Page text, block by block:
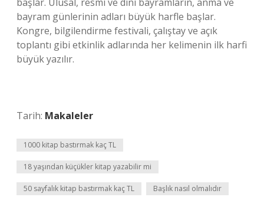
bayram günlerinin adları büyük harfle başlar.
Kongre, bilgilendirme festivali, çalıştay ve açık
toplantı gibi etkinlik adlarında her kelimenin ilk harfi
büyük yazılır.
Tarih: Makaleler
1000 kitap bastırmak kaç TL
18 yaşından küçükler kitap yazabilir mi
50 sayfalık kitap bastırmak kaç TL Başlık nasıl olmalıdır